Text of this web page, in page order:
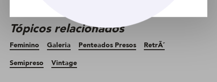
Tópicos relacionados
Feminino Galeria Penteados Presos
RetrÃ´
Semipreso
Vintage